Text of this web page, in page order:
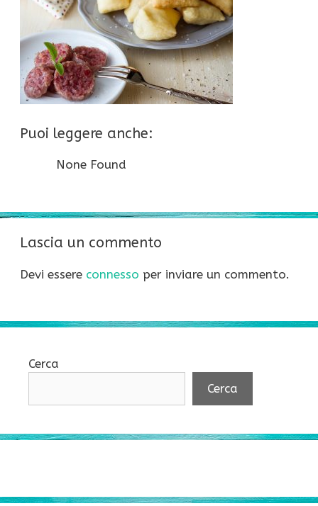
Puoi leggere anche:
None Found
Lascia un commento
Devi essere connesso per inviare un commento.
Cerca
Cerca